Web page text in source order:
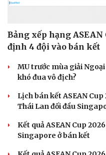
Bảng xếp hạng
định 4 đội vào bán kết
MU trước mùa giải
khó đua vô địch?
Lịch bán kết ASEAN
Thái Lan đối đầu
Kết quả ASEAN Cup
Singapore ở bán kết